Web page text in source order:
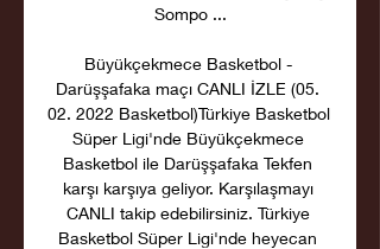
Sompo ...
Büyükçekmece Basketbol -
Darüşşafaka maçı CANLI İZLE (05.
02. 2022 Basketbol)Türkiye Basketbol
Süper Ligi'nde Büyükçekmece
Basketbol ile Darüşşafaka Tekfen
karşı karşıya geliyor. Karşılaşmayı
CANLI takip edebilirsiniz. Türkiye
Basketbol Süper Ligi'nde heyecan